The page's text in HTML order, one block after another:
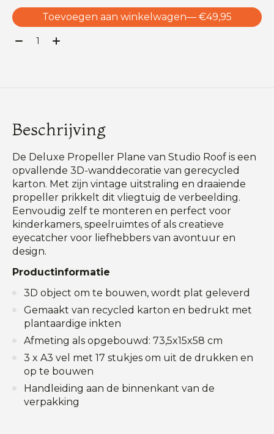
Toevoegen aan winkelwagen
— €49,95
Aantal:
Beschrijving
De Deluxe Propeller Plane van Studio Roof is een
opvallende 3D-wanddecoratie van gerecycled
karton. Met zijn vintage uitstraling en draaiende
propeller prikkelt dit vliegtuig de verbeelding.
Eenvoudig zelf te monteren en perfect voor
kinderkamers, speelruimtes of als creatieve
eyecatcher voor liefhebbers van avontuur en
design.
Productinformatie
3D object om te bouwen, wordt plat geleverd
Gemaakt van recycled karton en bedrukt met
plantaardige inkten
Afmeting als opgebouwd: 73,5x15x58 cm
3 x A3 vel met 17 stukjes om uit de drukken en
op te bouwen
Handleiding aan de binnenkant van de
verpakking